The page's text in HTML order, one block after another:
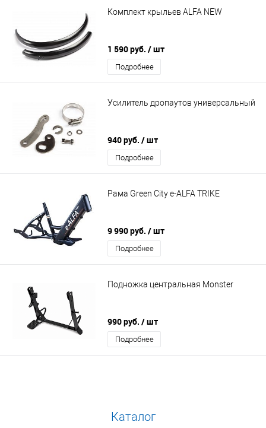
Комплект крыльев ALFA NEW
1 590 руб. / шт
Подробнее
Усилитель дропаутов универсальный
940 руб. / шт
Подробнее
Рама Green City e-ALFA TRIKE
9 990 руб. / шт
Подробнее
Подножка центральная Monster
990 руб. / шт
Подробнее
Каталог